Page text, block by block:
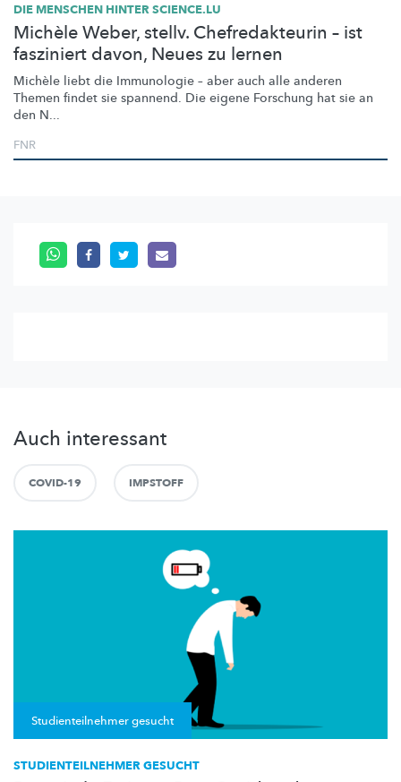
DIE MENSCHEN HINTER SCIENCE.LU
Michèle Weber, stellv. Chefredakteurin – ist
fasziniert davon, Neues zu lernen
Michèle liebt die Immunologie – aber auch alle anderen
Themen findet sie spannend. Die eigene Forschung hat sie an
den N...
FNR
Auch interessant
COVID-19 IMPSTOFF
Studienteilnehmer gesucht
STUDIENTEILNEHMER GESUCHT